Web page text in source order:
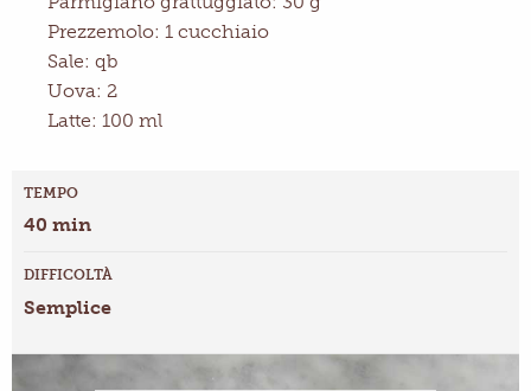
Prezzemolo: 1 cucchiaio
Sale: qb
Uova: 2
Latte: 100 ml
TEMPO
40 min
DIFFICOLTÀ
Semplice